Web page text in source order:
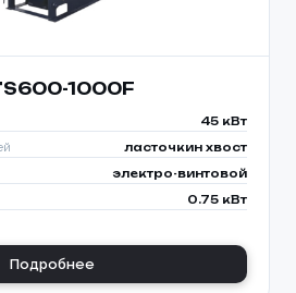
1000F
45 кВт
ласточкин хвост
электро-винтовой
0.75 кВт
Подробнее